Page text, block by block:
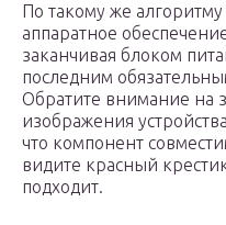
По такому же алгоритму
аппаратное
заканчивая блоком
последним
Обратите внимание на
изображения
что компонент
видите красный
подходит.